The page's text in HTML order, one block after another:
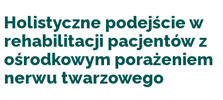
Holistyczne podejście w
rehabilitacji pacjentów z
ośrodkowym porażeniem
nerwu twarzowego